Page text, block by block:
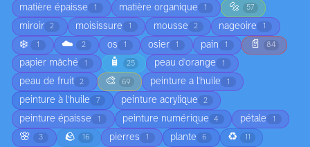
matière épaisse 1 matière organique 1 🔩 57
miroir 2 moisissure 1 mousse 2 nageoire 1
❄️ 1 ☁️ 2 os 1 osier 1 pain 1 📄 84
papier mâché 1 🧴 25 peau d'orange 1
peau de fruit 2 🎨 69 peinture a l'huile 1
peinture à l'huile 7 peinture acrylique 2
peinture épaisse 1 peinture numérique 4 pétale 1
🌸 3 🪨 16 pierres 1 plante 6 ♻️ 11